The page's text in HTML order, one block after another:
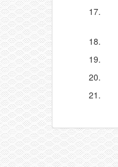
17.
18.
19.
20.
21.